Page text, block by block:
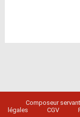
Composeur
légales
CGV